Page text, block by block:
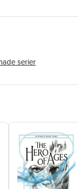
9781638491835
serier